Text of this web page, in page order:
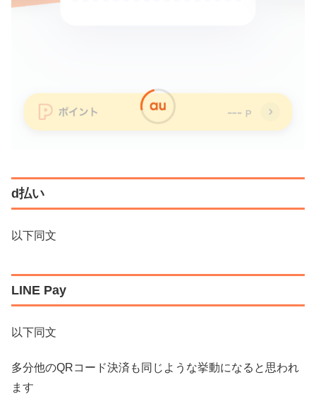
d払い
以下同文
LINE Pay
以下同文
多分他のQRコード決済も同じような挙動になると思われ
ます